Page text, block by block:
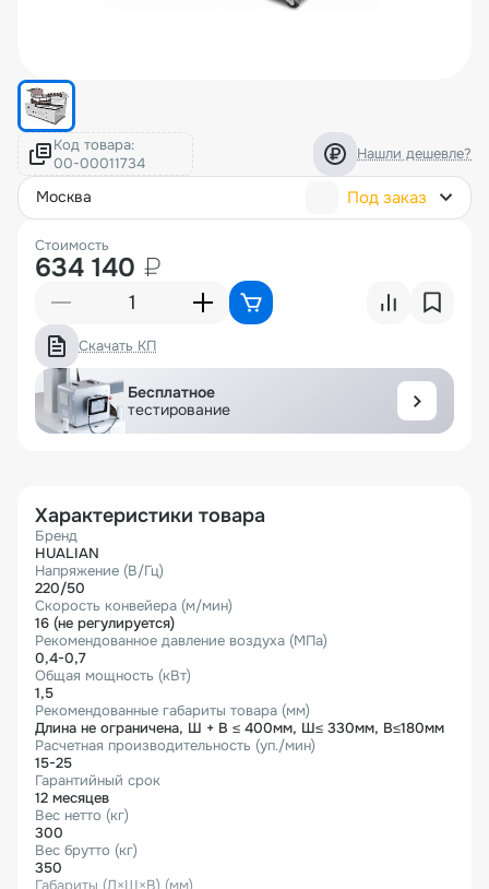
Код товара: Нашли дешевле?
москва Под заказ
Стоимость
634 140 ₽
Скачать КП
Бесплатное
тестирование
Характеристики товара
Бренд
HUALIAN
Напряжение (В/Гц)
220/50
Скорость конвейера (м/мин)
16 (не регулируется)
Рекомендованное давление воздуха (МПа)
0,4-0,7
Общая мощность (кВт)
1,5
Рекомендованные габариты товара (мм)
Длина не ограничена, Ш + В ≤ 400мм, Ш≤ 330мм, В≤180мм
Расчетная производительность (уп./мин)
15-25
Гарантийный срок
12 месяцев
Вес нетто (кг)
300
Вес брутто (кг)
350
Габариты (Д×Ш×В) (мм)